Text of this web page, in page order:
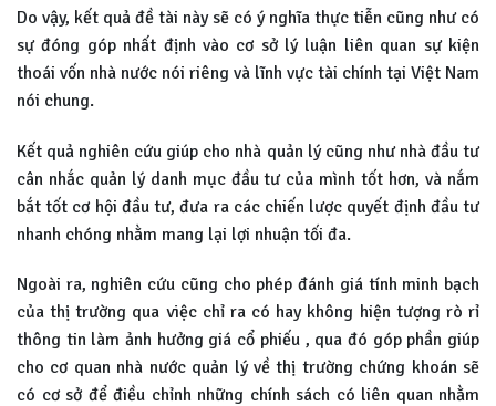
Do vậy, kết quả đề tài này sẽ có ý nghĩa thực tiễn cũng như có
sự đóng góp nhất định vào cơ sở lý luận liên quan sự kiện
thoái vốn nhà nước nói riêng và lĩnh vực tài chính tại Việt Nam
nói chung.
Kết quả nghiên cứu giúp cho nhà quản lý cũng như nhà đầu tư
cân nhắc quản lý danh mục đầu tư của mình tốt hơn, và nắm
bắt tốt cơ hội đầu tư, đưa ra các chiến lược quyết định đầu tư
nhanh chóng nhằm mang lại lợi nhuận tối đa.
Ngoài ra, nghiên cứu cũng cho phép đánh giá tính minh bạch
của thị trường qua việc chỉ ra có hay không hiện tượng rò rỉ
thông tin làm ảnh hưởng giá cổ phiếu , qua đó góp phần giúp
cho cơ quan nhà nước quản lý về thị trường chứng khoán sẽ
có cơ sở để điều chỉnh những chính sách có liên quan nhằm